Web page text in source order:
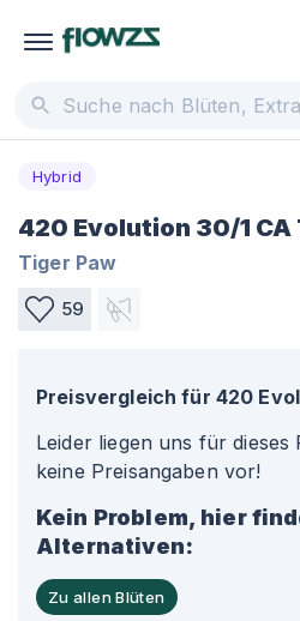
Hybrid
420 Evolution 30/1 CA
Tiger Paw
59
Preisvergleich für 420
Leider liegen uns für
keine Preisangaben vor!
Kein Problem, hier
Alternativen:
Zu allen Blüten